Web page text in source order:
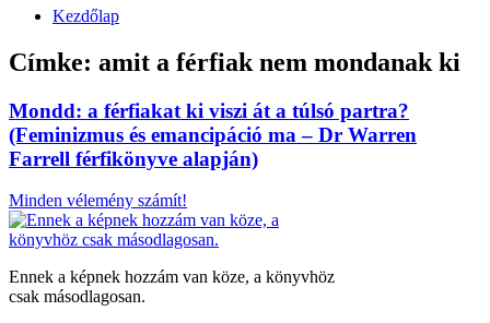
Kezdőlap
Címke: amit a férfiak nem mondanak ki
Mondd: a férfiakat ki viszi át a túlsó partra?
(Feminizmus és emancipáció ma – Dr Warren
Farrell férfikönyve alapján)
Minden vélemény számít!
Ennek a képnek hozzám van köze, a könyvhöz
csak másodlagosan.